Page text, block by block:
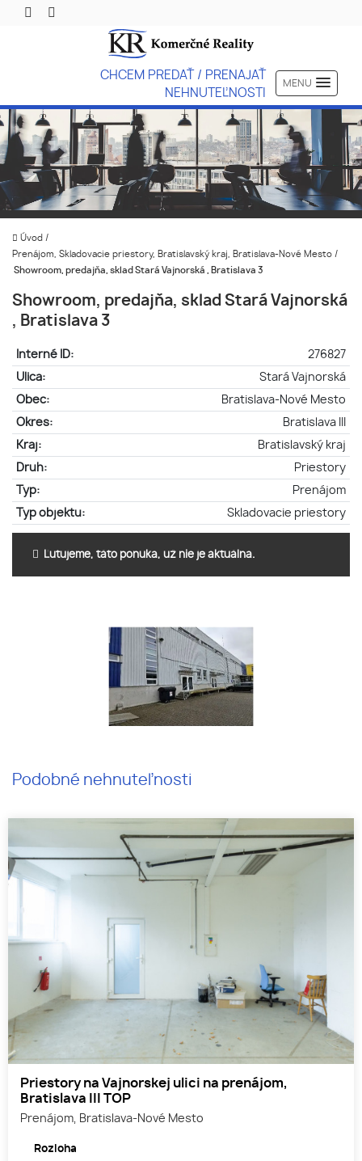
CHCEM PREDAŤ / PRENAJAŤ
NEHNUTEĽNOSTI
MENU
Úvod /
Prenájom, Skladovacie priestory, Bratislavský kraj, Bratislava-Nové Mesto /
Showroom, predajňa, sklad Stará Vajnorská , Bratislava 3
Showroom, predajňa, sklad Stará Vajnorská
, Bratislava 3
Interné ID:
276827
Ulica:
Stará Vajnorská
Obec:
Bratislava-Nové Mesto
Okres:
Bratislava III
Kraj:
Bratislavský kraj
Druh:
Priestory
Typ:
Prenájom
Typ objektu:
Skladovacie priestory
Ľutujeme, táto ponuka, už nie je aktuálna.
Podobné nehnuteľnosti
Priestory na Vajnorskej ulici na prenájom,
Bratislava III TOP
Prenájom, Bratislava-Nové Mesto
Rozloha